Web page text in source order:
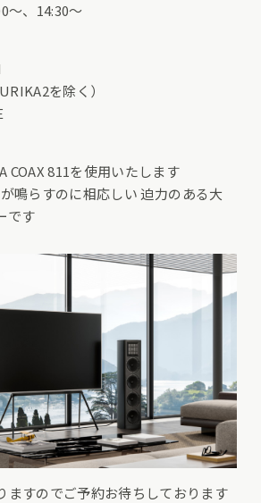
～、14:30～
を除く）
COAX 811を使用いたします
鳴らすのに相応しい 迫力のある大
です
ますのでご予約お待ちしております